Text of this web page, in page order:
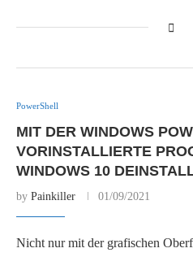
PowerShell
MIT DER WINDOWS
VORINSTALLIERTE
WINDOWS 10
by Painkiller 01/09/2021
Nicht nur mit der grafischen